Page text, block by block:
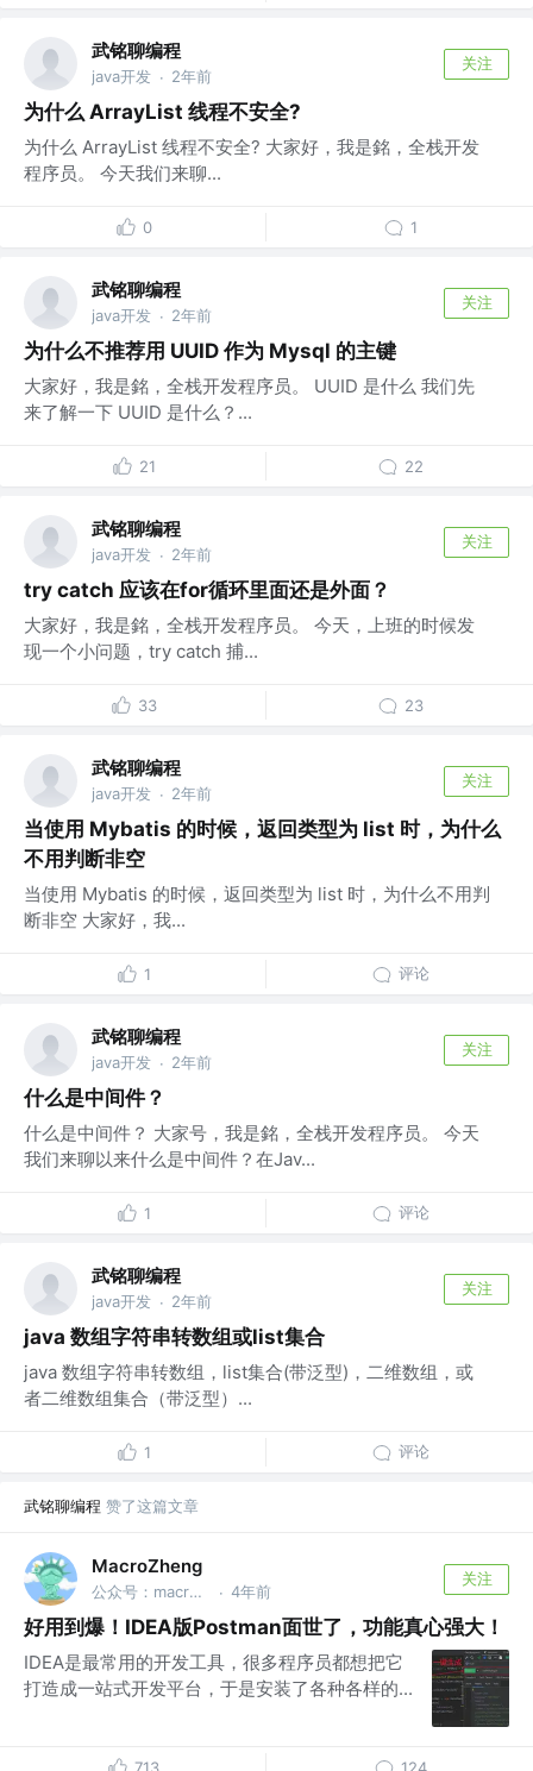
武铭聊编程
java开发 · 2年前
关注
为什么 ArrayList 线程不安全?
为什么 ArrayList 线程不安全? 大家好，我是銘，全栈开发
程序员。 今天我们来聊...
0 1
武铭聊编程
java开发 · 2年前
关注
为什么不推荐用 UUID 作为 Mysql 的主键
大家好，我是銘，全栈开发程序员。 UUID 是什么 我们先
来了解一下 UUID 是什么？...
21 22
武铭聊编程
java开发 · 2年前
关注
try catch 应该在for循环里面还是外面？
大家好，我是銘，全栈开发程序员。 今天，上班的时候发
现一个小问题，try catch 捕...
33 23
武铭聊编程
java开发 · 2年前
关注
当使用 Mybatis 的时候，返回类型为 list 时，为什么
不用判断非空
当使用 Mybatis 的时候，返回类型为 list 时，为什么不用判
断非空 大家好，我...
1 评论
武铭聊编程
java开发 · 2年前
关注
什么是中间件？
什么是中间件？ 大家号，我是銘，全栈开发程序员。 今天
我们来聊以来什么是中间件？在Jav...
1 评论
武铭聊编程
java开发 · 2年前
关注
java 数组字符串转数组或list集合
java 数组字符串转数组，list集合(带泛型)，二维数组，或
者二维数组集合（带泛型）...
1 评论
武铭聊编程 赞了这篇文章
MacroZheng
公众号：macrozheng · 4年前
关注
好用到爆！IDEA版Postman面世了，功能真心强大！
IDEA是最常用的开发工具，很多程序员都想把它
打造成一站式开发平台，于是安装了各种各样的...